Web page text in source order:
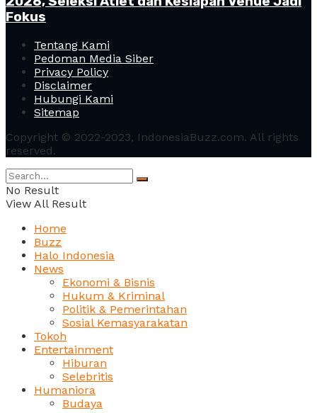
Fokus
Tentang Kami
Pedoman Media Siber
Privacy Policy
Disclaimer
Hubungi Kami
Sitemap
Copyright © 2022-2023, IndonesiaBuzz.com. All rights
reserved.
No Result
View All Result
Home
Buzz
Halo Indonesia
News
Ekonomi & Bisnis
Hukum & Kriminal
Politik & Pemerintahan
Sosial Kemasyarakatan
Tokoh
Entertainment
Hiburan
Selebritis
Humaniora
Budaya